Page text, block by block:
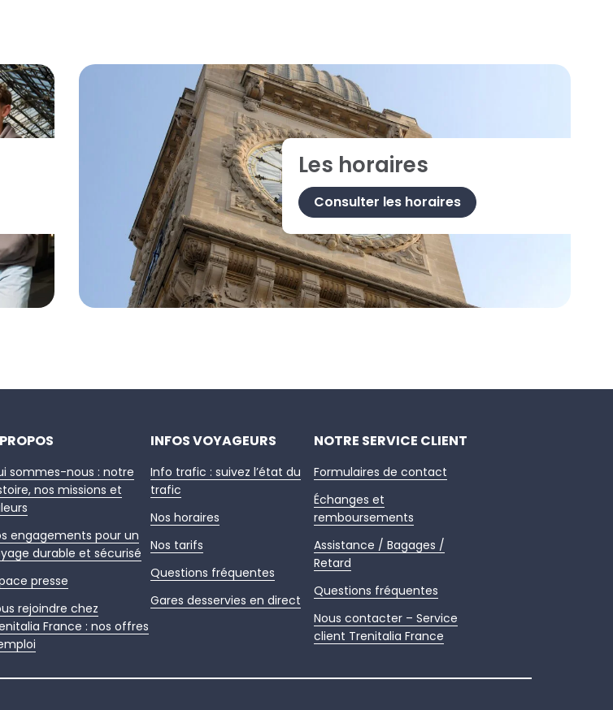
Les horaires
Consulter les horaires
sommes-nous : notre
nos missions et
engagements pour un
durable et sécurisé
presse
rejoindre chez
France : nos offres
INFOS VOYAGEURS
Info trafic : suivez l’état du
trafic
Nos horaires
Nos tarifs
Questions fréquentes
Gares desservies en direct
NOTRE SERVICE CLIENT
Formulaires de contact
Échanges et
remboursements
Assistance / Bagages /
Retard
Questions fréquentes
Nous contacter – Service
client Trenitalia France